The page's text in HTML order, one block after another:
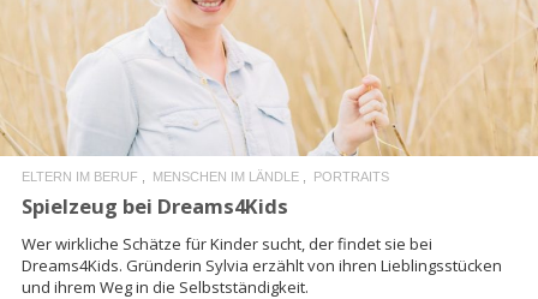
READ MORE
ELTERN IM BERUF MENSCHEN IM LÄNDLE PORTRAITS
Spielzeug bei Dreams4Kids
Wer wirkliche Schätze für Kinder sucht, der findet sie bei
Dreams4Kids. Gründerin Sylvia erzählt von ihren Lieblingsstücken
und ihrem Weg in die Selbstständigkeit.